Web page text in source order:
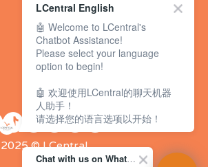
成功故事
BLOG
2025 © LCentral
Chat with us on WhatsApp Channel
LCentral English
🤖 Welcome to LCentral's
Chatbot Assistance!
Please select your language
option to begin!
🤖 欢迎使用LCentral的聊天机器
人助手！
请选择您的语言选项以开始！